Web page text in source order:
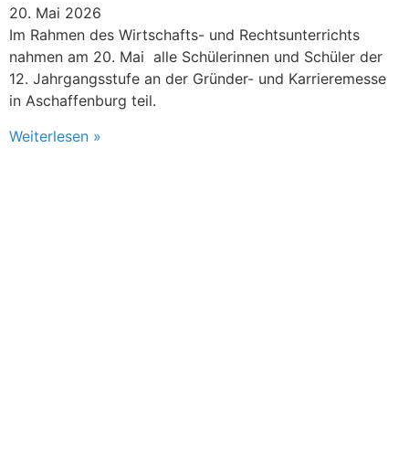
20. Mai 2026
Im Rahmen des Wirtschafts- und Rechtsunterrichts
nahmen am 20. Mai alle Schülerinnen und Schüler der
12. Jahrgangsstufe an der Gründer- und Karrieremesse
in Aschaffenburg teil.
Weiterlesen »